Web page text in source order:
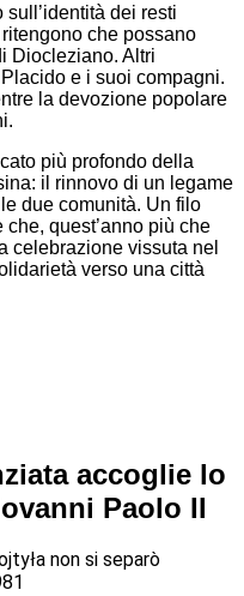
dei resti
che possano
Diocleziano. Altri
e i suoi compagni.
la devozione popolare
più profondo della
il rinnovo di un legame
due comunità. Un filo
quest’anno più che
celebrazione vissuta nel
verso una città
accoglie lo
Paolo II
non si separò